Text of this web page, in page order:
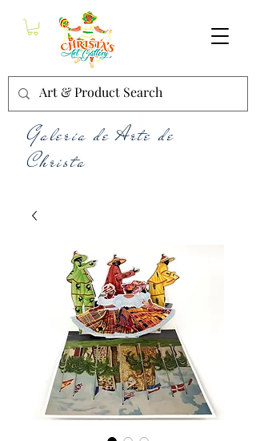
Galería de Arte de
Christa